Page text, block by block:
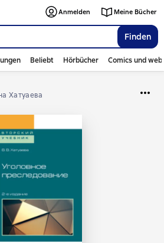
Finden
Anmelden Meine Bücher
Beliebt Hörbücher Comics und
Хатуаева